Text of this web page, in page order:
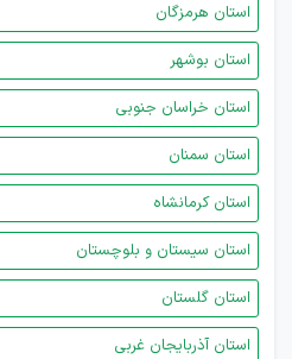
استان هرمزگان
استان بوشهر
استان خراسان جنوبی
استان سمنان
استان کرمانشاه
استان سیستان و بلوچستان
استان گلستان
استان آذربایجان غربی